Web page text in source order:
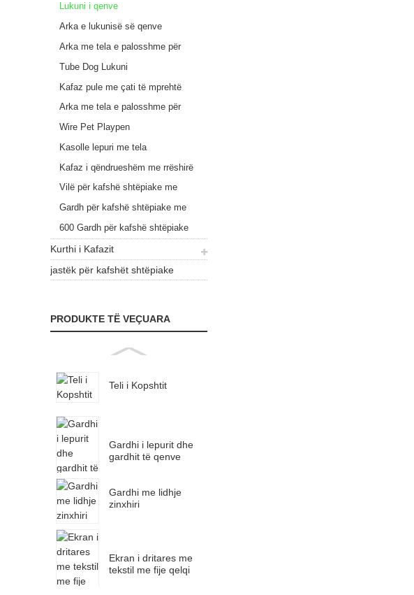
Lukuni i qenve
Arka e lukunisë së qenve
Arka me tela e palosshme për
qenTube Dog Lukuni
Kafaz pule me çati të mprehtë
Arka me tela e palosshme për
qenWire Pet Playpen
Kasolle lepuri me tela
Kafaz i qëndrueshëm me rrëshirë
për kafshë shtëpiake
Vilë për kafshë shtëpiake me
rrëshirë ultra të qëndrueshme
Gardh për kafshë shtëpiake me
rrëshirë ultra të qëndrueshme L700
600 Gardh për kafshë shtëpiake
me rrëshirë të qëndrueshme
Kurthi i Kafazit
jastëk për kafshët shtëpiake
PRODUKTE TË VEÇUARA
Teli i Kopshtit
Gardhi i lepurit dhe
gardhit të qenve
Gardhi me lidhje
zinxhiri
Ekran i dritares me
tekstil me fije qelqi